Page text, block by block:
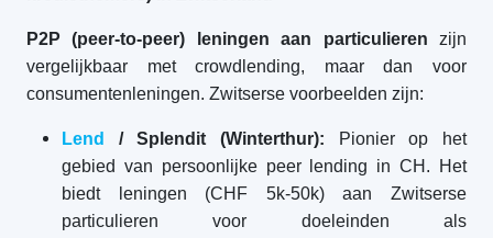
P2P (peer-to-peer) leningen aan particulieren zijn
vergelijkbaar met crowdlending, maar dan voor
consumentenleningen. Zwitserse voorbeelden zijn:
Lend / Splendit (Winterthur): Pionier op het
gebied van persoonlijke peer lending in CH. Het
biedt leningen (CHF 5k-50k) aan Zwitserse
particulieren voor doeleinden als